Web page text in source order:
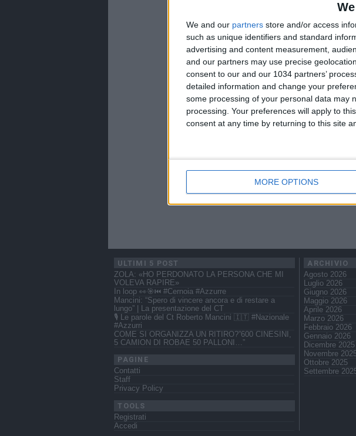
We and our partners store and/or access
such as unique identifiers and standard
advertising and content measurement,
and our partners may use precise
consent to our and our 1034 partners’
detailed information and change your
some processing of your personal data may
processing. Your preferences will apply to
consent at any time by returning to this site
MORE OPTIONS
ULTIMI 5 POST
ZOLA: «HO PERDONATO LA PERSONA CHE MI
VOLEVA RAPIRE»
In loop 👀🎯⏮️ #Cernoia #Azzurre
Mancini: “Spero di vincere ancora e di restare a
lungo” | La presentazione del CT
🎙️ Le parole del Ct Roberto Mancini 🇮🇹 #Nazionale
#Azzurri
COME SI ORGANIZZA UN RITIRO?”600 CINESINI,
5 CAMION DI ROBAE 50 PALLONI…”
PAGINE
Contatti
Staff
Privacy Policy
TOOLS
Registrati
Accedi
ARCHIVIO
Agosto 2026
Luglio 2026
Giugno 2026
Maggio 2026
Aprile 2026
Marzo 2026
Febbraio 2026
Gennaio 2026
Dicembre 2025
Novembre
Ottobre 2025
Settembre